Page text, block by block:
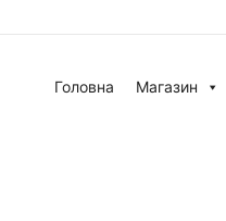
Головна Магазин